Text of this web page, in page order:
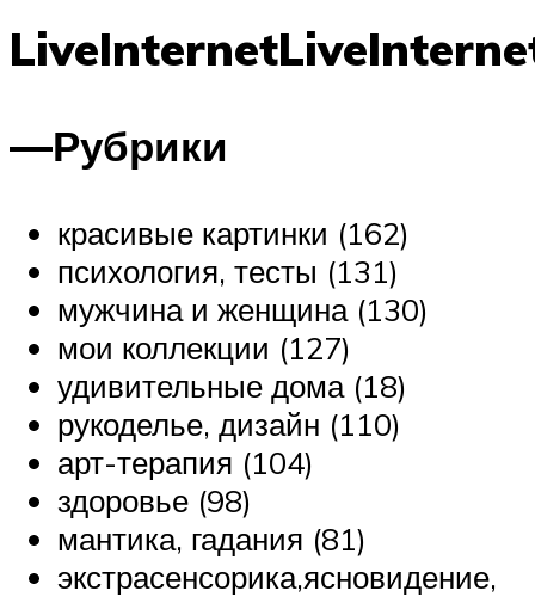
—Рубрики
красивые картинки (162)
психология, тесты (131)
мужчина и женщина (130)
мои коллекции (127)
удивительные дома (18)
рукоделье, дизайн (110)
арт-терапия (104)
здоровье (98)
мантика, гадания (81)
экстрасенсорика,ясновидение,